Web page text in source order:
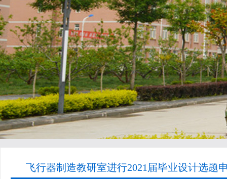
飞行器制造教研室进行2021届毕业设计选题